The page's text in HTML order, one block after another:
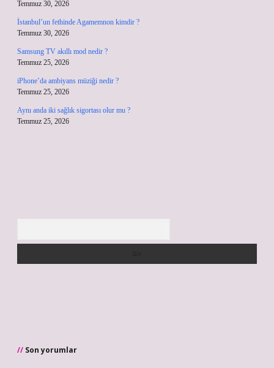
Temmuz 30, 2026
İstanbul’un fethinde Agamemnon kimdir ?
Temmuz 30, 2026
Samsung TV akıllı mod nedir ?
Temmuz 25, 2026
iPhone’da ambiyans müziği nedir ?
Temmuz 25, 2026
Aynı anda iki sağlık sigortası olur mu ?
Temmuz 25, 2026
Son yorumlar